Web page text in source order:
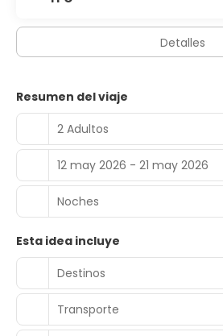
Detalles
Resumen del viaje
2 Adultos
12 may 2026 - 21 may 2026
Noches
Esta idea incluye
Destinos
Transporte